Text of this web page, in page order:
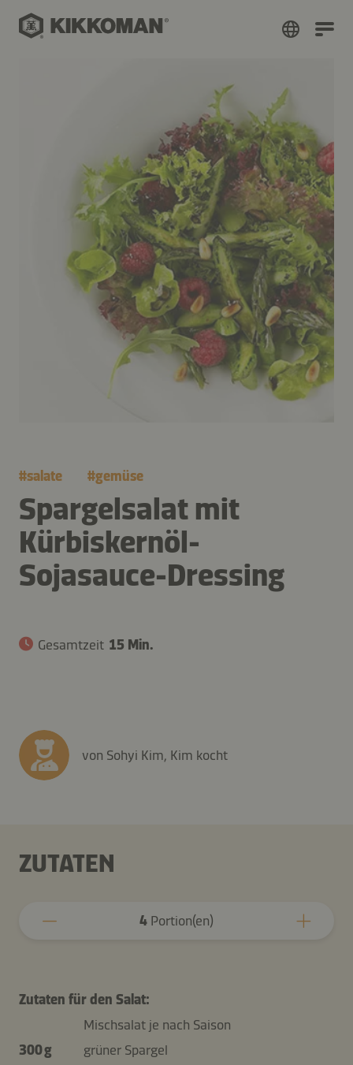
#salate #gemüse
Spargelsalat mit
Kürbiskernöl-
Sojasauce-Dressing
Gesamtzeit 15 Min.
von Sohyi Kim, Kim kocht
ZUTATEN
4 Portion(en)
Zutaten für den Salat:
Mischsalat je nach Saison
300 g
grüner Spargel